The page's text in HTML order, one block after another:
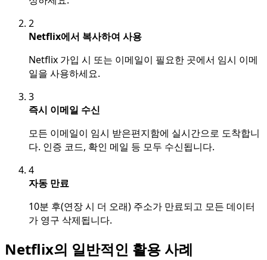
2
Netflix에서 복사하여 사용
Netflix 가입 시 또는 이메일이 필요한 곳에서 임시 이메
일을 사용하세요.
3
즉시 이메일 수신
모든 이메일이 임시 받은편지함에 실시간으로 도착합니
다. 인증 코드, 확인 메일 등 모두 수신됩니다.
4
자동 만료
10분 후(연장 시 더 오래) 주소가 만료되고 모든 데이터
가 영구 삭제됩니다.
Netflix의 일반적인 활용 사례